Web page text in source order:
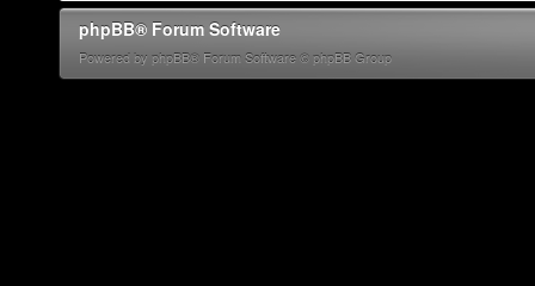
phpBB® Forum Software
Powered by phpBB® Forum Software © phpBB Group